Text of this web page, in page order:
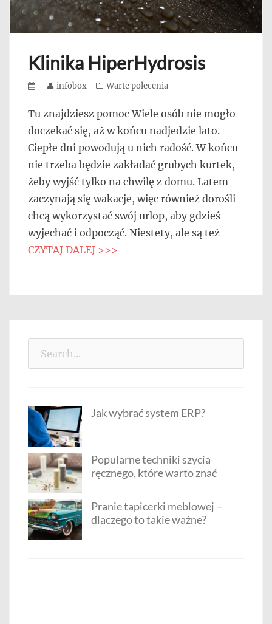
Klinika HiperHydrosis
PostedAuthor
infobox Categories
Warte polecenia
Tu znajdziesz pomoc Wiele osób nie mogło
doczekać się, aż w końcu nadjedzie lato.
Ciepłe dni powodują u nich radość. W końcu
nie trzeba będzie zakładać grubych kurtek,
żeby wyjść tylko na chwilę z domu. Latem
zaczynają się wakacje, więc również dorośli
chcą wykorzystać swój urlop, aby gdzieś
wyjechać i odpocząć. Niestety, ale są też
CZYTAJ DALEJ >>>
Jak wybrać system ERP?
Popularne techniki szycia
ręcznego, które warto znać
Pranie tapicerki meblowej –
dlaczego to takie ważne?